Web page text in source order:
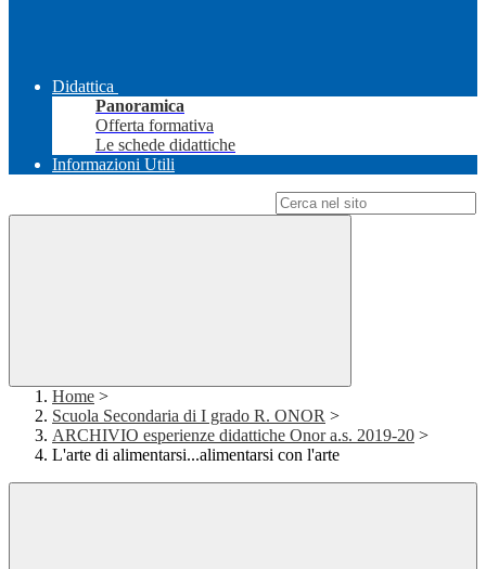
Didattica
Panoramica
Offerta formativa
Le schede didattiche
Informazioni Utili
Home >
Scuola Secondaria di I grado R. ONOR >
ARCHIVIO esperienze didattiche Onor a.s. 2019-20 >
L'arte di alimentarsi...alimentarsi con l'arte